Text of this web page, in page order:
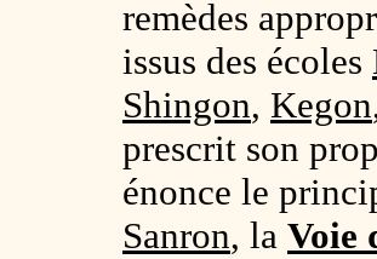
remèdes
issus des écoles
Shingon, Kegon
prescrit son
énonce le
Sanron, la Voie